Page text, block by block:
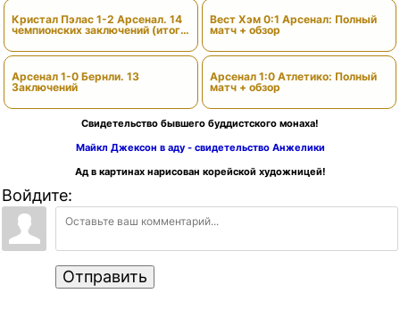
Кристал Пэлас 1-2 Арсенал. 14
чемпионских заключений (итоги
Арсенал 1-0 Бернли. 13
Заключений
Вест Хэм 0:1 Арсенал: Полный
матч + обзор
Арсенал 1:0 Атлетико: Полный
матч + обзор
Свидетельство бывшего буддистского монаха!
Майкл Джексон в аду - свидетельство Анжелики
Ад в картинах нарисован корейской художницей!
Войдите:
Отправить